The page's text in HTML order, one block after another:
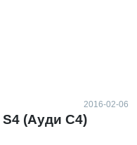
2016-02-06
S4 (Ауди С4)